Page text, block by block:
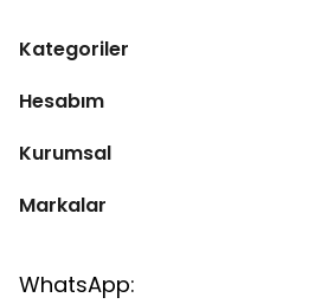
Kategoriler
Hesabım
Kurumsal
Markalar
WhatsApp: